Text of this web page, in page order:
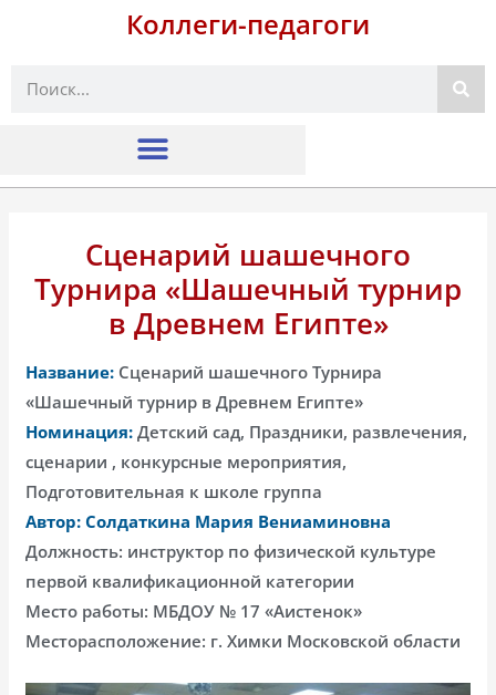
Коллеги-педагоги
Поиск
Сценарий шашечного
Турнира «Шашечный турнир
в Древнем Египте»
Название: Сценарий шашечного Турнира
«Шашечный турнир в Древнем Египте»
Номинация: Детский сад, Праздники, развлечения,
сценарии , конкурсные мероприятия,
Подготовительная к школе группа
Автор: Солдаткина Мария Вениаминовна
Должность: инструктор по физической культуре
первой квалификационной категории
Место работы: МБДОУ № 17 «Аистенок»
Месторасположение: г. Химки Московской области